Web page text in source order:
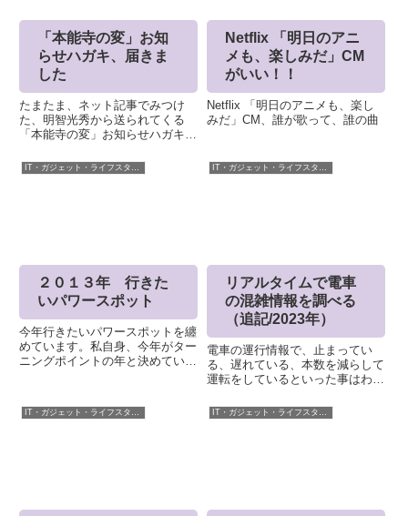
「本能寺の変」お知
らせハガキ、届きま
した
たまたま、ネット記事でみつけ
た、明智光秀から送られてくる
「本能寺の変」お知らせハガキこ
らくなり、ふるさと納税で寄付さ
せてもらいました。元々は抽選で
Netflix 「明日のアニ
メも、楽しみだ」CM
がいい！！
Netflix 「明日のアニメも、楽し
みだ」CM、誰が歌って、誰の曲
２０１３年 行きた
いパワースポット
今年行きたいパワースポットを纏
めています。私自身、今年がター
ニングポイントの年と決めている
という定義がよくわかりませんの
でご注意ください。/* テーブル全
リアルタイムで電車
の混雑情報を調べる
（追記/2023年）
電車の運行情報で、止まってい
る、遅れている、本数を減らして
運転をしているといった事はわか
なっているのか気になったりしま
せんか？あるいは、台風や雪がふ